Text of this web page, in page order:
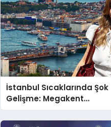
İstanbul Sıcaklarında Şok
Gelişme: Megakent
Sağanakla Sarsılıyor!